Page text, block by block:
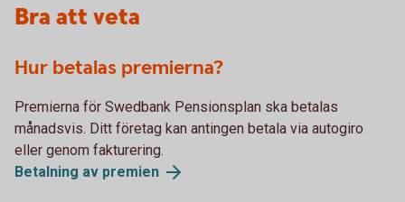
Bra att veta
Hur betalas premierna?
Premierna för Swedbank Pensionsplan ska betalas
månadsvis. Ditt företag kan antingen betala via autogiro
eller genom fakturering.
Betalning av premien